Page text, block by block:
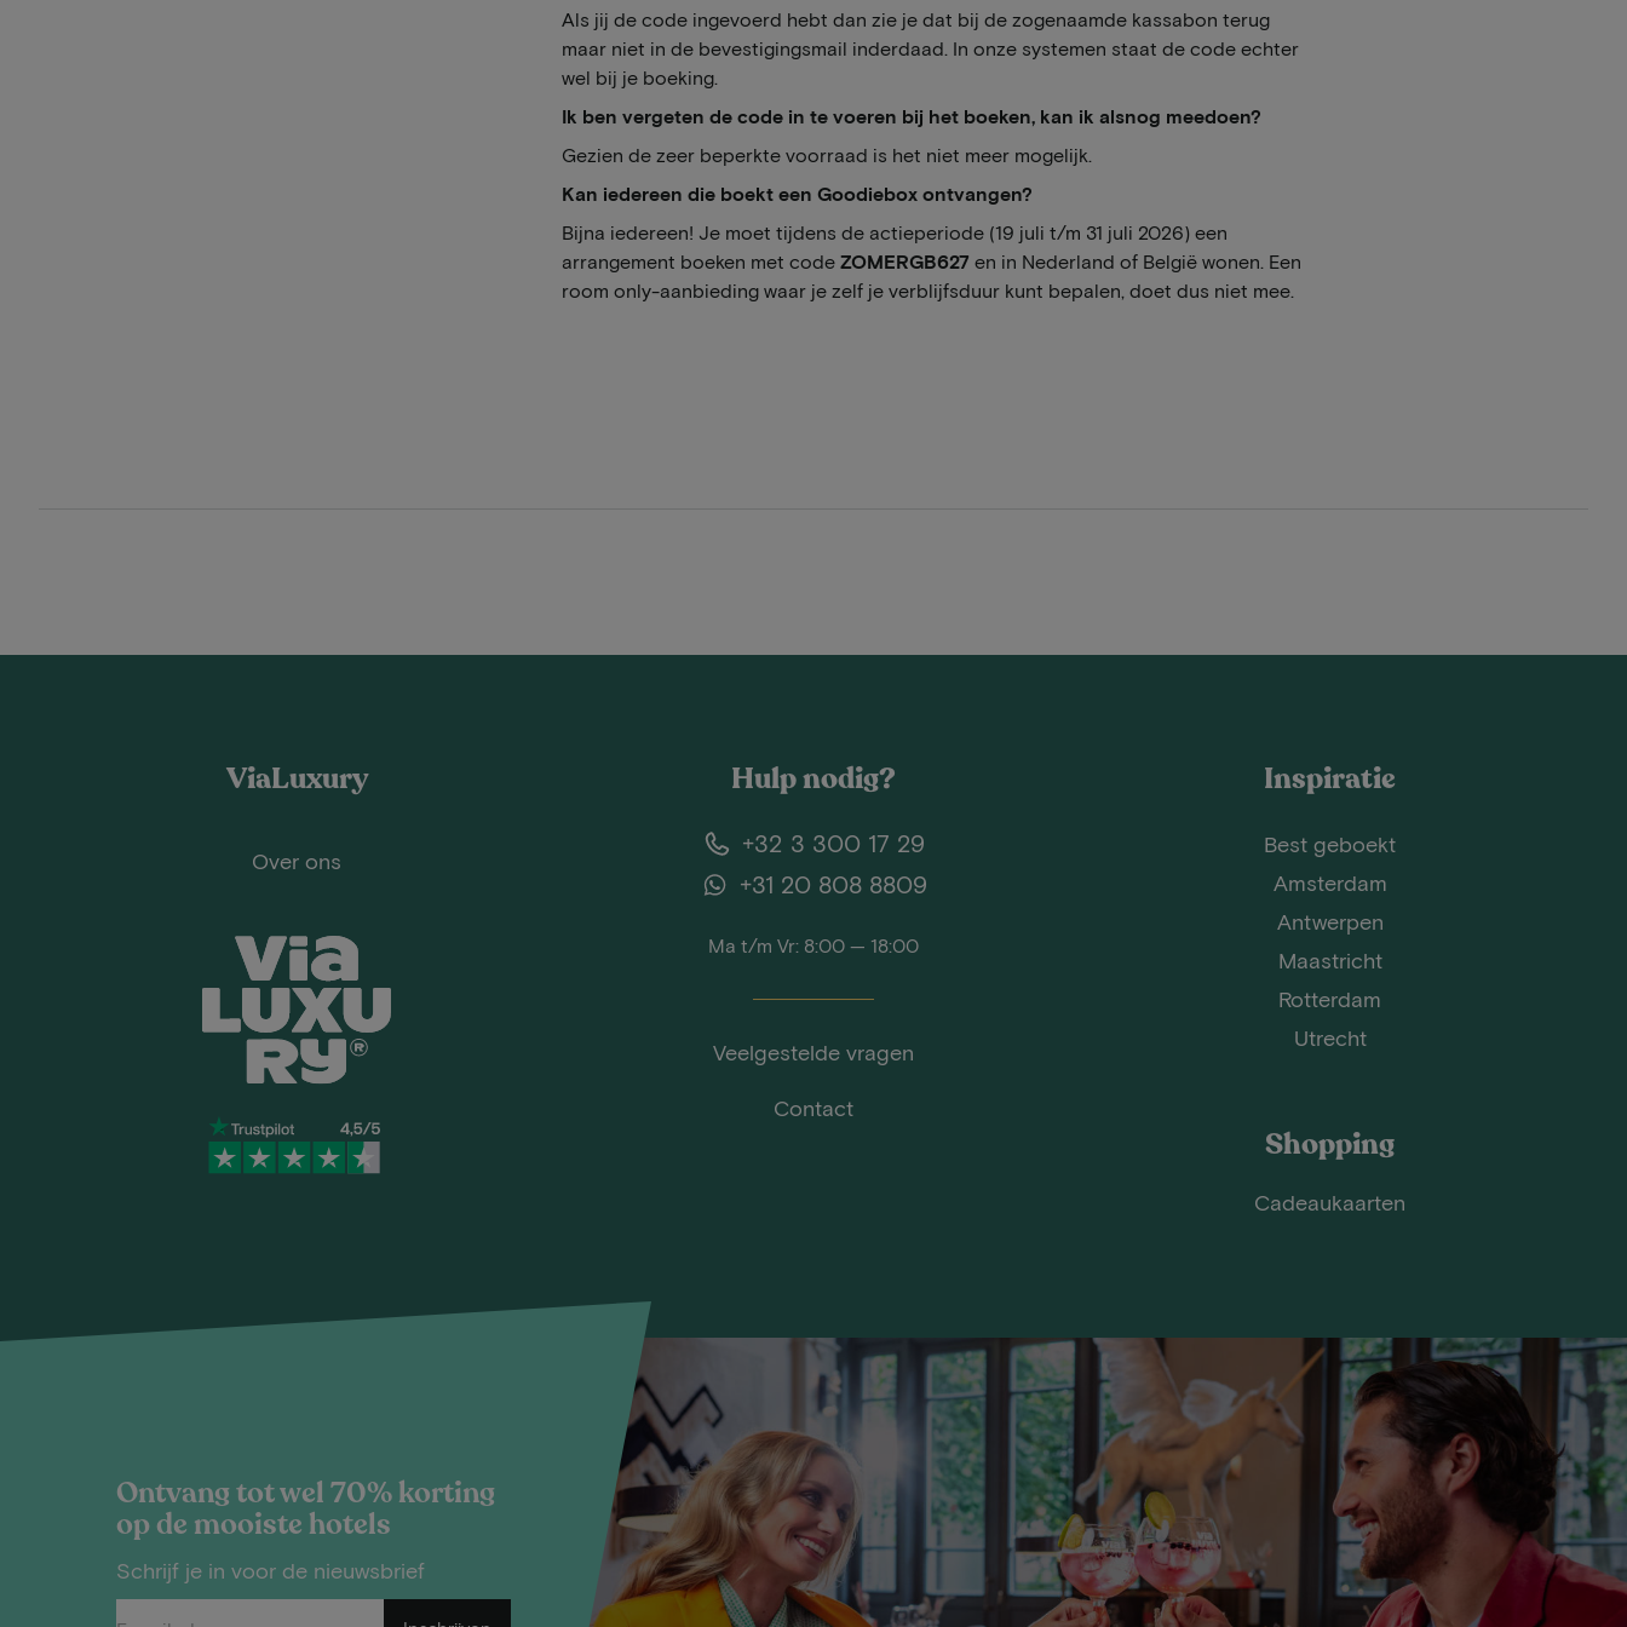
Als jij de code ingevoerd hebt dan zie je dat bij de zogenaamde kassabon terug
maar niet in de bevestigingsmail inderdaad. In onze systemen staat de code echter
wel bij je boeking.
Ik ben vergeten de code in te voeren bij het boeken, kan ik alsnog meedoen?
Gezien de zeer beperkte voorraad is het niet meer mogelijk.
Kan iedereen die boekt een Goodiebox ontvangen?
Bijna iedereen! Je moet tijdens de actieperiode (19 juli t/m 31 juli 2026) een
arrangement boeken met code ZOMERGB627 en in Nederland of België wonen. Een
room only-aanbieding waar je zelf je verblijfsduur kunt bepalen, doet dus niet mee.
ViaLuxury
Over ons
Hulp nodig?
+32 3 300 17 29
+31 20 808 8809
Ma t/m Vr: 8:00 — 18:00
Veelgestelde vragen
Contact
Inspiratie
Best geboekt
Amsterdam
Antwerpen
Maastricht
Rotterdam
Utrecht
Shopping
Cadeaukaarten
Ontvang tot wel 70% korting
op de mooiste hotels
Schrijf je in voor de nieuwsbrief